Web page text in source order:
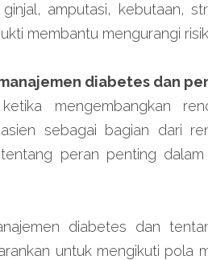
amputasi, kebutaan,
membantu mengurangi
diabetes dan
mengembangkan
sebagai bagian dari
peran penting
diabetes dan
untuk mengikuti pola